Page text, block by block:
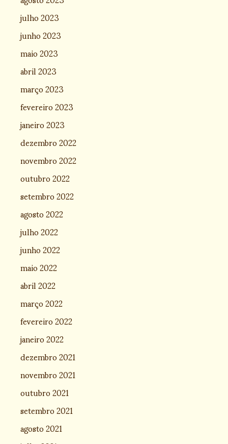
julho 2023
junho 2023
maio 2023
abril 2023
março 2023
fevereiro 2023
janeiro 2023
dezembro 2022
novembro 2022
outubro 2022
setembro 2022
agosto 2022
julho 2022
junho 2022
maio 2022
abril 2022
março 2022
fevereiro 2022
janeiro 2022
dezembro 2021
novembro 2021
outubro 2021
setembro 2021
agosto 2021